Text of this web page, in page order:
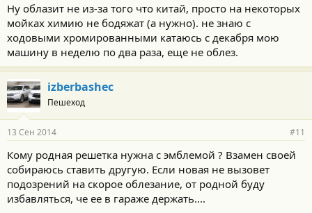
Ну облазит не из-за того что китай, просто на некоторых
мойках химию не бодяжат (а нужно). не знаю с
ходовыми хромированными катаюсь с декабря мою
машину в неделю по два раза, еще не облез.
izberbashec
Пешеход
13 Сен 2014 #11
Кому родная решетка нужна с эмблемой ? Взамен своей
собираюсь ставить другую. Если новая не вызовет
подозрений на скорое облезание, от родной буду
избавляться, че ее в гараже держать....